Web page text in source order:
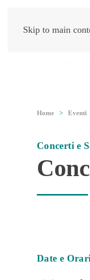
Skip to main
Home Eventi
Concerti e
Date e Orari